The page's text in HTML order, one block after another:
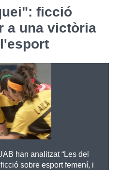
Español
ficció
a una victòria
han analitzat “Les del
sobre esport femení, i